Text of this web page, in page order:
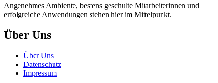
Angenehmes Ambiente, bestens geschulte Mitarbeiterinnen und
erfolgreiche Anwendungen stehen hier im Mittelpunkt.
Über Uns
Über Uns
Datenschutz
Impressum